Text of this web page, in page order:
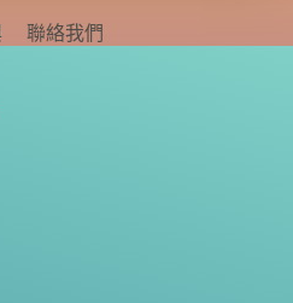
聯絡我們